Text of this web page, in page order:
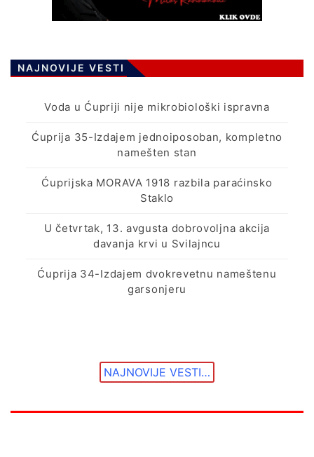
NAJNOVIJE VESTI
Voda u Ćupriji nije mikrobiološki ispravna
Ćuprija 35-Izdajem jednoiposoban, kompletno
namešten stan
Ćuprijska MORAVA 1918 razbila paraćinsko
Staklo
U četvrtak, 13. avgusta dobrovoljna akcija
davanja krvi u Svilajncu
Ćuprija 34-Izdajem dvokrevetnu nameštenu
garsonjeru
NAJNOVIJE VESTI…